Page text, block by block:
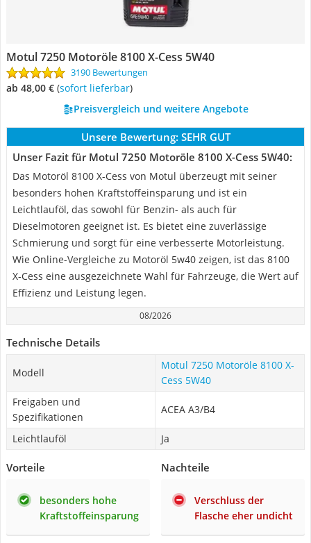
Motul 7250 Motoröle 8100 X-Cess 5W40
3190 Bewertungen
ab 48,00 € ( Sofort lieferbar)
Preisvergleich und weitere Angebote
Unsere Bewertung: SEHR GUT
Unser Fazit für Motul 7250 Motoröle 8100 X-Cess 5W40:
Das Motoröl 8100 X-Cess von Motul überzeugt mit seiner
besonders hohen Kraftstoffeinsparung und ist ein
Leichtlauföl, das sowohl für Benzin- als auch für
Dieselmotoren geeignet ist. Es bietet eine zuverlässige
Schmierung und sorgt für eine verbesserte Motorleistung.
Wie Online-Vergleiche zu Motoröl 5w40 zeigen, ist das 8100
X-Cess eine ausgezeichnete Wahl für Fahrzeuge, die Wert auf
Effizienz und Leistung legen.
08/2026
Technische Details
Modell
Motul 7250 Motoröle 8100 X-
Cess 5W40
Freigaben und
Spezifikationen
ACEA A3/B4
Leichtlauföl Ja
Vorteile
besonders hohe
Kraftstoffeinsparung
Nachteile
Verschluss der
Flasche eher undicht